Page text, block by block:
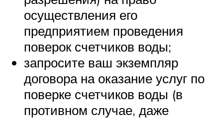
осуществления его
предприятием проведения
поверок счетчиков воды;
запросите ваш экземпляр
договора на оказание услуг по
поверке счетчиков воды (в
противном случае, даже